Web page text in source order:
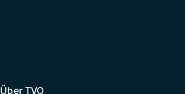
Über TVO